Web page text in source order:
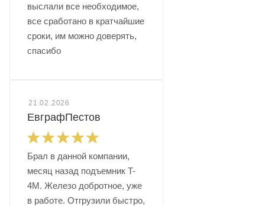
выслали все необходимое,
все сработано в кратчайшие
сроки, им можно доверять,
спасибо
21.02.2026
ЕвграфПестов
Брал в данной компании,
месяц назад подъемник T-
4M. Железо добротное, уже
в работе. Отгрузили быстро,